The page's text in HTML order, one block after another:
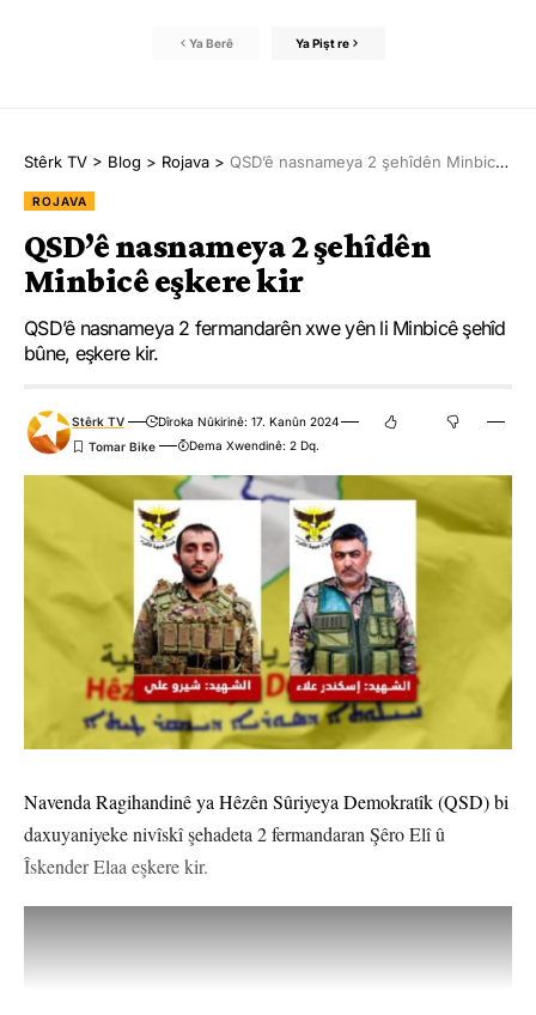
Ya Berê Ya Pişt re
Stêrk TV > Blog > Rojava > QSD’ê nasnameya 2 şehîdên Minbicê eşkere kir
ROJAVA
QSD’ê nasnameya 2 şehîdên
Minbicê eşkere kir
QSD’ê nasnameya 2 fermandarên xwe yên li Minbicê şehîd
bûne, eşkere kir.
Stêrk TV
Dîroka Nûkirinê: 17. Kanûn 2024
Dema Xwendinê: 2 Dq.
Navenda Ragihandinê ya Hêzên Sûriyeya Demokratîk (QSD) bi
daxuyaniyeke nivîskî şehadeta 2 fermandaran Şêro Elî û
Îskender Elaa eşkere kir.